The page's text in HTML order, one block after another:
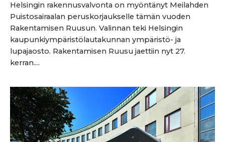
Helsingin rakennusvalvonta on myöntänyt Meilahden
Puistosairaalan peruskorjaukselle tämän vuoden
Rakentamisen Ruusun. Valinnan teki Helsingin
kaupunkiympäristölautakunnan ympäristö- ja
lupajaosto. Rakentamisen Ruusu jaettiin nyt 27.
kerran....